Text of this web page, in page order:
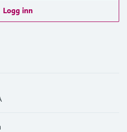
Logg inn